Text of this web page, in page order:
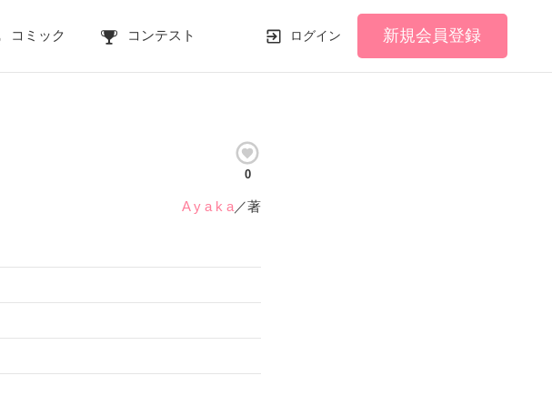
コミック コンテスト ログイン 新規会員登録
0
A y a k a／著